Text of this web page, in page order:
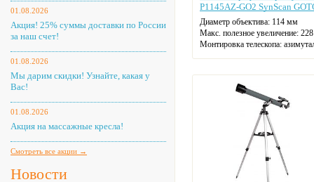
01.08.2026
Акция! 25% суммы доставки по России
за наш счет!
01.08.2026
Мы дарим скидки! Узнайте, какая у
Вас!
01.08.2026
Акция на массажные кресла!
Смотреть все акции →
Новости
P1145AZ-GO2 SynScan
Диаметр объектива: 114 мм
Макс. полезное увеличение: 228
Монтировка телескопа: